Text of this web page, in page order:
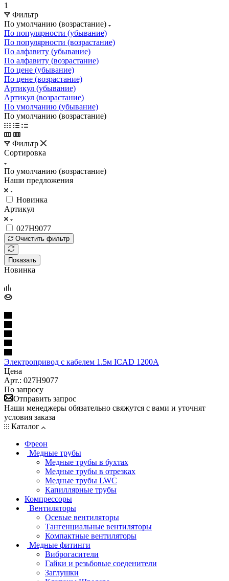
1
Фильтр
По умолчанию (возрастание)
По популярности (убывание)
По популярности (возрастание)
По алфавиту (убывание)
По алфавиту (возрастание)
По цене (убывание)
По цене (возрастание)
Артикул (убывание)
Артикул (возрастание)
По умолчанию (убывание)
По умолчанию (возрастание)
Фильтр
Сортировка
По умолчанию (возрастание)
Наши предложения
Новинка
Артикул
027H9077
Очистить фильтр
Показать
Новинка
Электропривод с кабелем 1.5м ICAD 1200A
Цена
Арт.: 027H9077
По запросу
Отправить запрос
Наши менеджеры обязательно свяжутся с вами и уточнят
условия заказа
Каталог
Фреон
Медные трубы
Медные трубы в бухтах
Медные трубы в отрезках
Медные трубы LWC
Капиллярные трубы
Компрессоры
Вентиляторы
Осевые вентиляторы
Тангенциальные вентиляторы
Компактные вентиляторы
Медные фитинги
Виброгасители
Гайки и резьбовые соеденители
Заглушки